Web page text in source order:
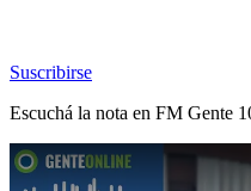
Suscribirse
Escuchá la nota en FM Gente